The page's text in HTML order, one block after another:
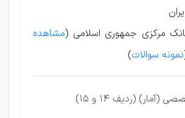
مرکزی جمهوری اسلامی (مشاهده
نمونه سوالات)
(ردیف 14 و 15)